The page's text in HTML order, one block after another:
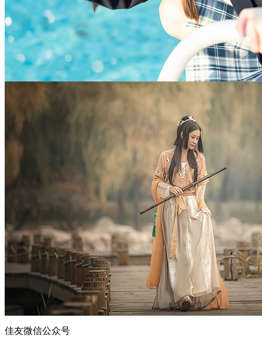
佳友微信公众号